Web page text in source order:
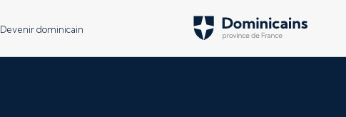
Devenir dominicain